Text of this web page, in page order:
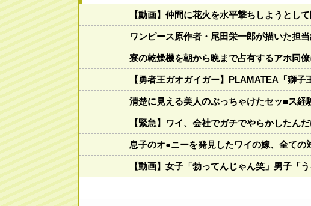
【動画】仲間に花火を水平撃ちしようとし
ワンピース原作者・尾田栄一郎が描いた担
寮の乾燥機を朝から晩まで占有するアホ同
【勇者王ガオガイガー】PLAMATEA「獅子
清楚に見える美人のぶっちゃけたセッ■ス
【緊急】ワイ、会社でガチでやらかしたん
息子のオ●ニーを発見したワイの嫁、全て
【動画】女子「勃ってんじゃん笑」男子